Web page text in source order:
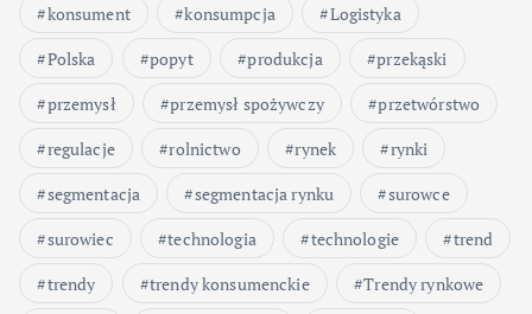
konsument
konsumpcja
Logistyka
Polska
popyt produkcja
przekąski
przemysł
przemysł spożywczy
przetwórstwo
regulacje
rolnictwo rynek
rynki
segmentacja
segmentacja rynku
surowce
surowiec
technologia technologie
trend
trendy
trendy konsumenckie
Trendy rynkowe